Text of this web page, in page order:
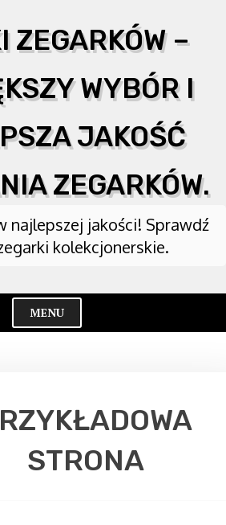
ZEGARKÓW –
WYBÓR I
JAKOŚĆ
ZEGARKÓW.
najlepszej jakości! Sprawdź
kolekcjonerskie.
MENU
STRONA